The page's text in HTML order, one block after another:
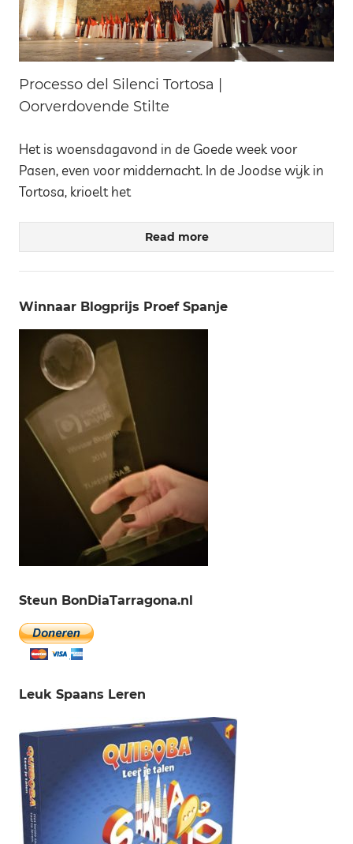
Processo del Silenci Tortosa |
Oorverdovende Stilte
Het is woensdagavond in de Goede week voor
Pasen, even voor middernacht. In de Joodse wijk in
Tortosa, krioelt het
Read more
Winnaar Blogprijs Proef Spanje
Steun BonDiaTarragona.nl
Leuk Spaans Leren